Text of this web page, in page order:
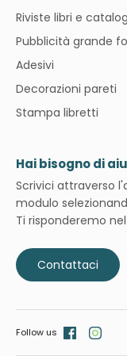
Riviste libri e
Pubblicità grande
Adesivi
Decorazioni pareti
Stampa libretti
Hai bisogno di
Scrivici attraverso
modulo
Ti risponderemo
Contattaci
Follow us